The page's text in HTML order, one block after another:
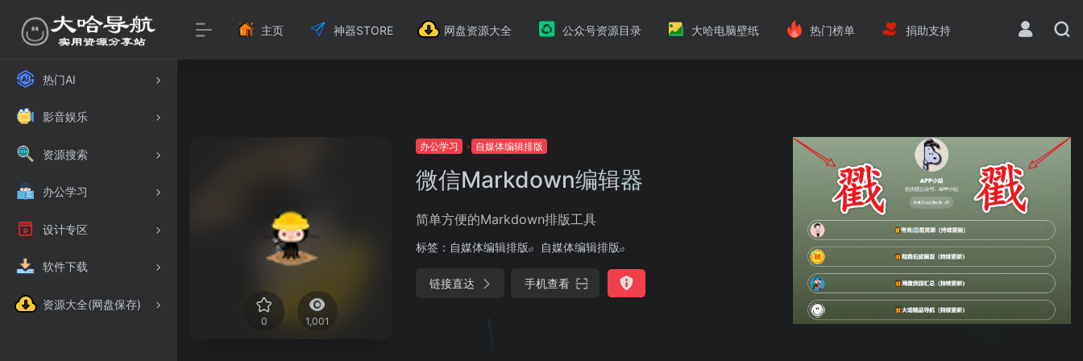
热门AI
影音娱乐
资源搜索
办公学习
设计专区
软件下载
资源大全(网盘保存)
主页 神器STORE 网盘资源大全 公众号资源目录 大哈电脑壁纸 热门榜单 捐助支持
0 1,001
办公学习 自媒体编辑排版
微信Markdown编辑器
简单方便的Markdown排版工具
标签： 自媒体编辑排版 自媒体编辑排版
链接直达 手机查看